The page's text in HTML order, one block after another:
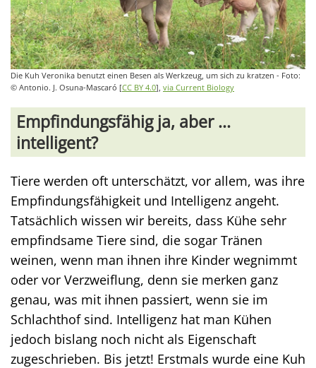
Die Kuh Veronika benutzt einen Besen als Werkzeug, um sich zu kratzen - Foto:
© Antonio. J. Osuna-Mascaró [CC BY 4.0], via Current Biology
Empfindungsfähig ja, aber ...
intelligent?
Tiere werden oft unterschätzt, vor allem, was ihre
Empfindungsfähigkeit und Intelligenz angeht.
Tatsächlich wissen wir bereits, dass Kühe sehr
empfindsame Tiere sind, die sogar Tränen
weinen, wenn man ihnen ihre Kinder wegnimmt
oder vor Verzweiflung, denn sie merken ganz
genau, was mit ihnen passiert, wenn sie im
Schlachthof sind. Intelligenz hat man Kühen
jedoch bislang noch nicht als Eigenschaft
zugeschrieben. Bis jetzt! Erstmals wurde eine Kuh